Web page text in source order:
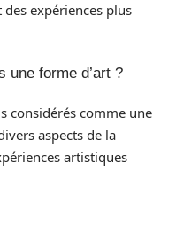
expériences plus
une forme d’art ?
considérés comme une
aspects de la
artistiques